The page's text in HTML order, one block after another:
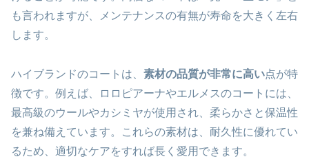
も言われますが、メンテナンスの有無が寿命を大きく左右
します。
ハイブランドのコートは、 素材の品質が非常に高い点が特
徴です。例えば、ロロピアーナやエルメスのコートには、
最高級のウールやカシミヤが使用され、柔らかさと保温性
を兼ね備えています。これらの素材は、耐久性に優れてい
るため、適切なケアをすれば長く愛用できます。